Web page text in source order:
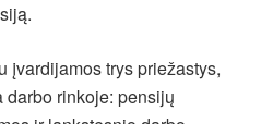
įvardijamos trys priežastys,
rinkoje: pensijų